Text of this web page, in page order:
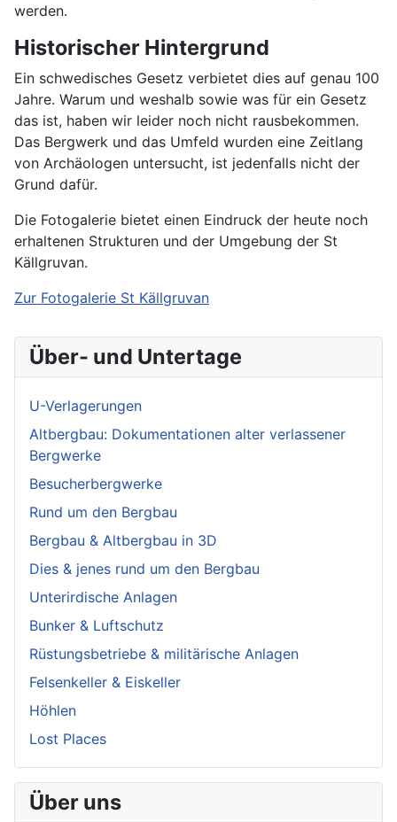
werden.
Historischer Hintergrund
Ein schwedisches Gesetz verbietet dies auf genau 100
Jahre. Warum und weshalb sowie was für ein Gesetz
das ist, haben wir leider noch nicht rausbekommen.
Das Bergwerk und das Umfeld wurden eine Zeitlang
von Archäologen untersucht, ist jedenfalls nicht der
Grund dafür.
Die Fotogalerie bietet einen Eindruck der heute noch
erhaltenen Strukturen und der Umgebung der St
Källgruvan.
Zur Fotogalerie St Källgruvan
Über- und Untertage
U-Verlagerungen
Altbergbau: Dokumentationen alter verlassener
Bergwerke
Besucherbergwerke
Rund um den Bergbau
Bergbau & Altbergbau in 3D
Dies & jenes rund um den Bergbau
Unterirdische Anlagen
Bunker & Luftschutz
Rüstungsbetriebe & militärische Anlagen
Felsenkeller & Eiskeller
Höhlen
Lost Places
Über uns